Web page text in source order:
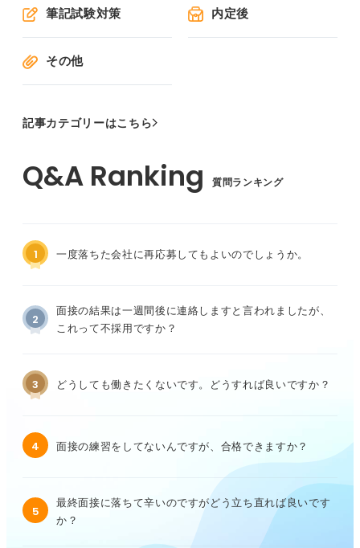
筆記試験対策 内定後
その他
記事カテゴリーはこちら
質問ランキング
1 一度落ちた会社に再応募してもよいのでしょうか。
2
面接の結果は一週間後に連絡しますと言われましたが、
これって不採用ですか？
3 どうしても働きたくないです。どうすれば良いですか？
4 面接の練習をしてないんですが、合格できますか？
5
最終面接に落ちて辛いのですがどう立ち直れば良いです
か？